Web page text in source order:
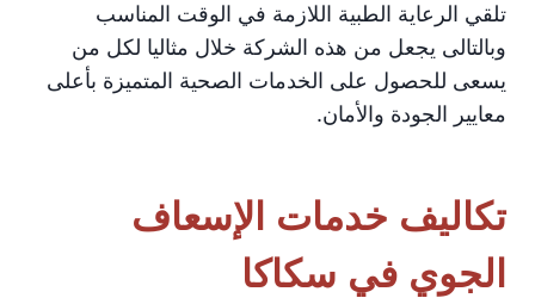
تلقي الرعاية الطبية اللازمة في الوقت المناسب
وبالتالى يجعل من هذه الشركة خلال مثاليا لكل من
يسعى للحصول على الخدمات الصحية المتميزة بأعلى
معايير الجودة والأمان.
تكاليف خدمات الإسعاف
الجوي في سكاكا